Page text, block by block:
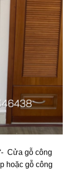
Cửa gỗ công
hoặc gỗ công